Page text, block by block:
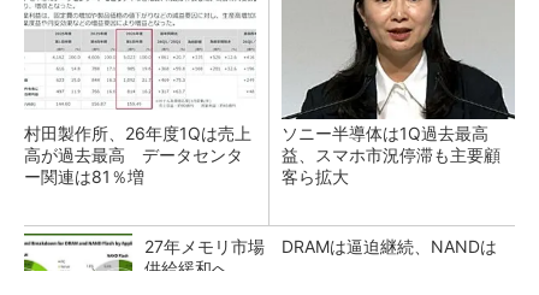
村田製作所、26年度1Qは売上
高が過去最高 データセンタ
ー関連は81％増
ソニー半導体は1Q過去最高
益、スマホ市況停滞も主要顧
客ら拡大
27年メモリ市場 DRAMは逼迫継続、NANDは
供給緩和へ